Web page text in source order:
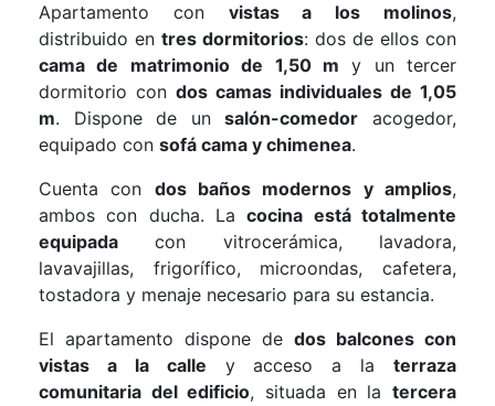
Apartamento con vistas a los molinos,
distribuido en tres dormitorios: dos de ellos con
cama de matrimonio de 1,50 m y un tercer
dormitorio con dos camas individuales de 1,05
m. Dispone de unsalón-comedor acogedor,
equipado con sofá cama y chimenea.
Cuenta con dos baños modernos y amplios,
ambos con ducha. Lacocina está totalmente
equipada con vitrocerámica, lavadora,
lavavajillas, frigorífico, microondas, cafetera,
tostadora y menaje necesario para su estancia.
El apartamento dispone de dos balcones con
vistas a la calle y acceso a la terraza
comunitaria del edificio, situada en latercera